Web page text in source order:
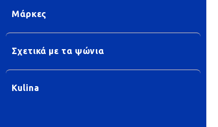
Μάρκες
Σχετικά με τα ψώνια
Kulina